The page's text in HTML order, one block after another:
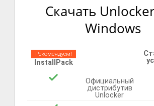
Скачать
Windows
Рекомендуем!
InstallPack
Официальный
дистрибутив
Unlocker